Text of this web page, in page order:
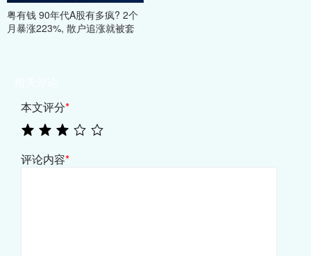
粤有钱 90年代A股有多疯? 2个
月暴涨223%, 散户追涨就被套
本文评分*
评论内容*